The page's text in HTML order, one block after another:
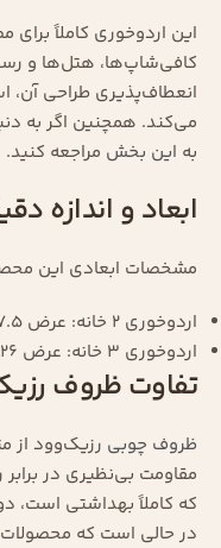
این اردوخوری کاملاً
کافی‌شاپ‌ها، هتل‌ها و
انعطاف‌پذیری طراحی آن،
می‌کند. همچنین اگر به
به این بخش مراجعه کنید.
ابعاد و اندازه
مشخصات ابعادی این
اردوخوری ۲ خانه: عرض ۱۷.۵ سانتی‌متر، ارتفاع ۹ سانتی‌متر.
اردوخوری ۳ خانه: عرض ۲۶ سانتی‌متر، ارتفاع ۹ سانتی‌متر.
تفاوت ظروف
ظروف چوبی رزیک‌وود از
مقاومت بی‌نظیری در
که کاملاً بهداشتی است،